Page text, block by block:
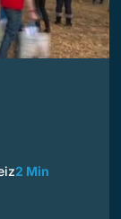
2 Min